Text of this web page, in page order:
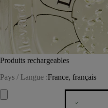
Produits rechargeables
Pays / Langue :France, français